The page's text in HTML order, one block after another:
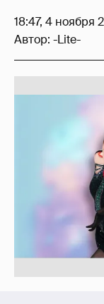
18:47, 4 ноября
Автор: -Lite-